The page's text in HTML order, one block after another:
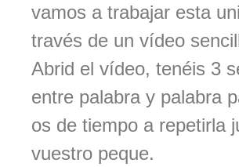
vamos a trabajar esta
través de un vídeo
Abrid el vídeo, tenéis 3
entre palabra y palabra
os de tiempo a repetirla
vuestro peque.